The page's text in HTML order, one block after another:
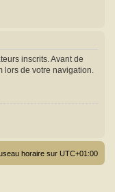
inscrits. Avant de
de votre navigation.
horaire sur UTC+01:00